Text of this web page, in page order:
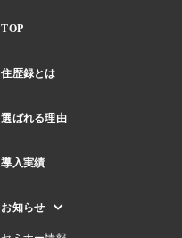
TOP
住歴録とは
選ばれる理由
導入実績
お知らせ